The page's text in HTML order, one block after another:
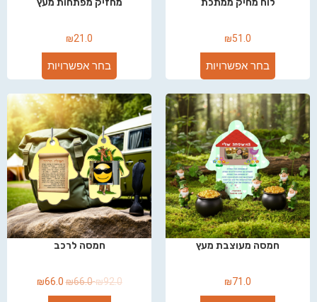
לוח מחיק ממתכת
₪51.0
בחר אפשרויות
מחזיק מפתחות מעץ
₪21.0
בחר אפשרויות
חמסה מעוצבת מעץ
₪71.0
חמסה לרכב
₪92.0
₪66.0
₪66.0